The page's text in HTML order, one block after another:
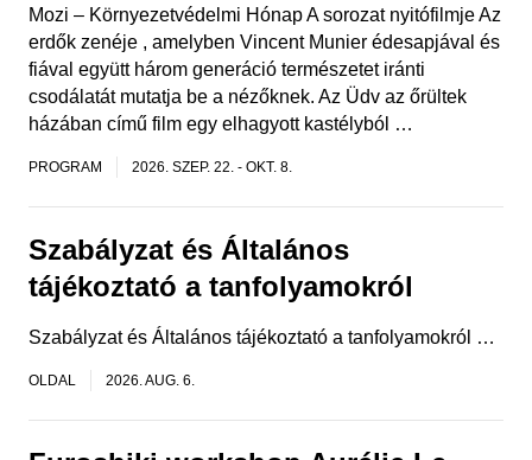
Mozi – Környezetvédelmi Hónap A sorozat nyitófilmje Az
erdők zenéje , amelyben Vincent Munier édesapjával és
fiával együtt három generáció természetet iránti
csodálatát mutatja be a nézőknek. Az Üdv az őrültek
házában című film egy elhagyott kastélyból …
PROGRAM 2026. SZEP. 22. - OKT. 8.
Szabályzat és Általános
tájékoztató a tanfolyamokról
Szabályzat és Általános tájékoztató a tanfolyamokról …
OLDAL 2026. AUG. 6.